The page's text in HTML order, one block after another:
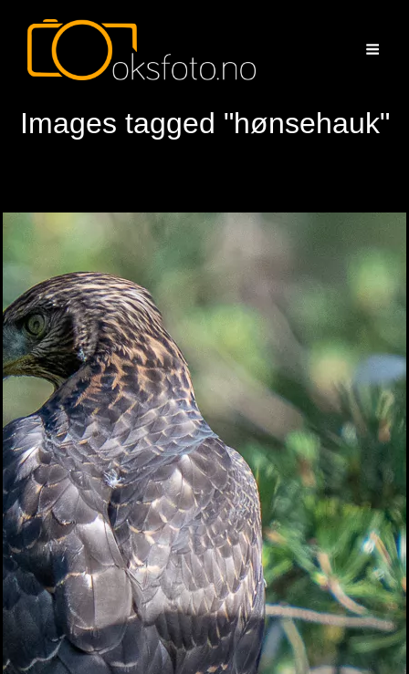
Images tagged "hønsehauk"